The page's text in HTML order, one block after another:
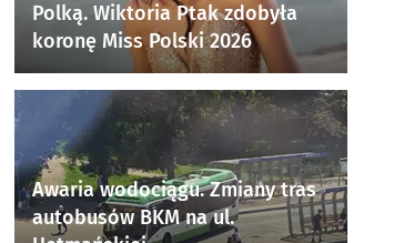
Polką. Wiktoria Ptak zdobyła
koronę Miss Polski 2026
Awaria wodociągu. Zmiany tras
autobusów BKM na ul.